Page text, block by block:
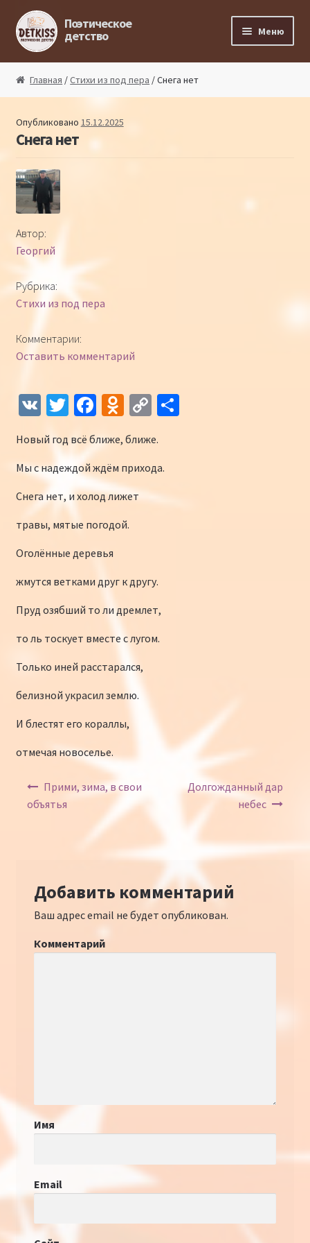
Перейти к навигации
Перейти к содержимому
Поэтическое
детство Меню
Поэтический ликбез
Поэтический блог
Детская философия
Интернет-конкурс чтецов «Созвучие 2018»
Наши участники и победители
Наши участники 2017
Страничка победителей 2017
Главная /Стихи из под пера / Снега нет
Опубликовано 15.12.2025
Снега нет
Автор:
Георгий
Рубрика:
Стихи из под пера
Комментарии:
Оставить комментарий
V T
tt
er
Fa
b
o
o
k
O
n
o
kl
as
sn
C
p
y
Li
О
Новый год всё ближе, ближе.
Мы с надеждой ждём прихода.
Снега нет, и холод лижет
травы, мятые погодой.
Оголённые деревья
жмутся ветками друг к другу.
Пруд озябший то ли дремлет,
то ль тоскует вместе с лугом.
Только иней расстарался,
белизной украсил землю.
И блестят его кораллы,
отмечая новоселье.
Навигация по записям
Прими, зима, в свои
объятья
Долгожданный дар
небес
Добавить комментарий
Ваш адрес email не будет опубликован.
Комментарий
Имя
Email